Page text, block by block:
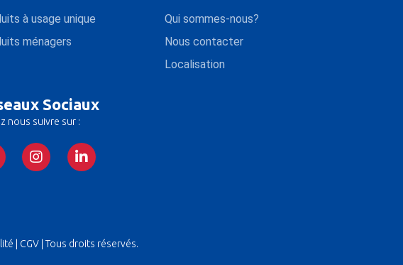
à usage unique
ménagers
Sociaux
nous suivre sur :
Qui sommes-nous?
Nous contacter
Localisation
CGV | Tous droits réservés.